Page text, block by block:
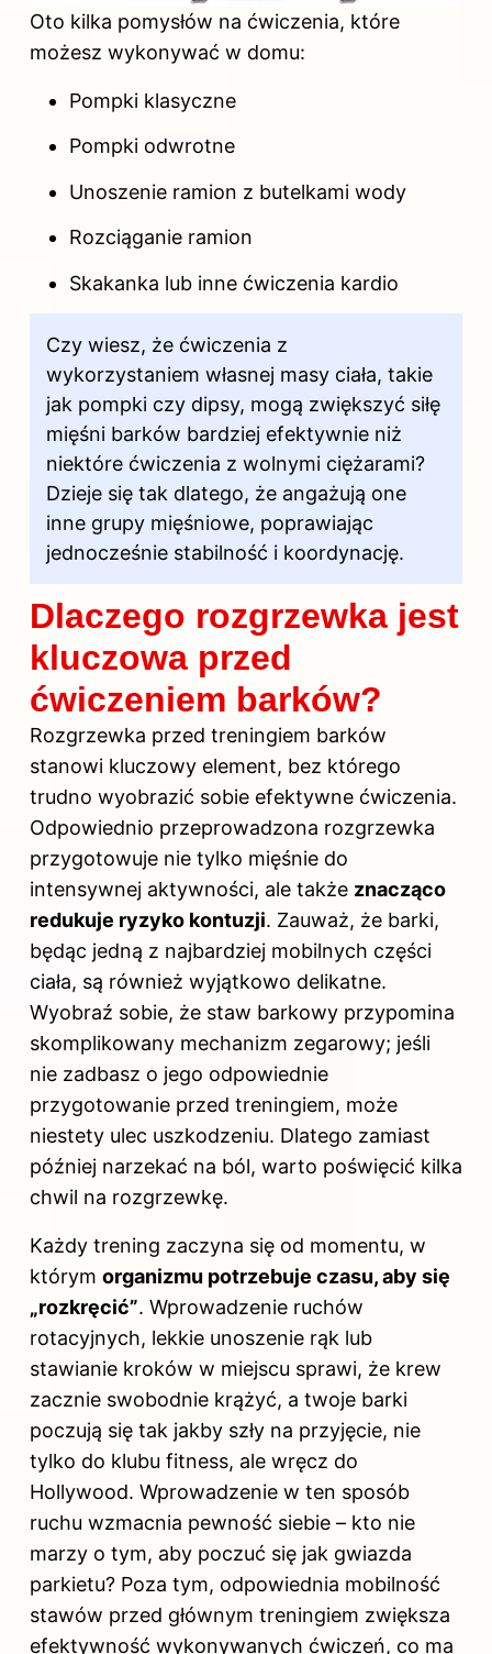
Oto kilka pomysłów na ćwiczenia, które
możesz wykonywać w domu:
Pompki klasyczne
Pompki odwrotne
Unoszenie ramion z butelkami wody
Rozciąganie ramion
Skakanka lub inne ćwiczenia kardio
Czy wiesz, że ćwiczenia z
wykorzystaniem własnej masy ciała, takie
jak pompki czy dipsy, mogą zwiększyć siłę
mięśni barków bardziej efektywnie niż
niektóre ćwiczenia z wolnymi ciężarami?
Dzieje się tak dlatego, że angażują one
inne grupy mięśniowe, poprawiając
jednocześnie stabilność i koordynację.
Dlaczego rozgrzewka jest
kluczowa przed
ćwiczeniem barków?
Rozgrzewka przed treningiem barków
stanowi kluczowy element, bez którego
trudno wyobrazić sobie efektywne ćwiczenia.
Odpowiednio przeprowadzona rozgrzewka
przygotowuje nie tylko mięśnie do
intensywnej aktywności, ale także znacząco
redukuje ryzyko kontuzji. Zauważ, że barki,
będąc jedną z najbardziej mobilnych części
ciała, są również wyjątkowo delikatne.
Wyobraź sobie, że staw barkowy przypomina
skomplikowany mechanizm zegarowy; jeśli
nie zadbasz o jego odpowiednie
przygotowanie przed treningiem, może
niestety ulec uszkodzeniu. Dlatego zamiast
później narzekać na ból, warto poświęcić kilka
chwil na rozgrzewkę.
Każdy trening zaczyna się od momentu, w
którym organizmu potrzebuje czasu, aby się
„rozkręcić”. Wprowadzenie ruchów
rotacyjnych, lekkie unoszenie rąk lub
stawianie kroków w miejscu sprawi, że krew
zacznie swobodnie krążyć, a twoje barki
poczują się tak jakby szły na przyjęcie, nie
tylko do klubu fitness, ale wręcz do
Hollywood. Wprowadzenie w ten sposób
ruchu wzmacnia pewność siebie – kto nie
marzy o tym, aby poczuć się jak gwiazda
parkietu? Poza tym, odpowiednia mobilność
stawów przed głównym treningiem zwiększa
efektywność wykonywanych ćwiczeń, co ma